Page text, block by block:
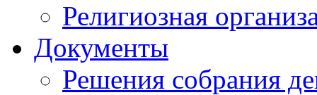
Религиозная
Документы
Решения собрания